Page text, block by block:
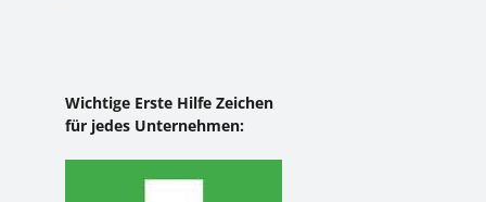
Wichtige Erste Hilfe Zeichen
für jedes Unternehmen: